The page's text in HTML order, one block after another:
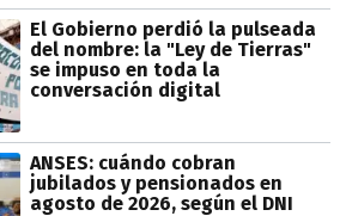
El Gobierno perdió la pulseada
del nombre: la "Ley de Tierras"
se impuso en toda la
conversación digital
ANSES: cuándo cobran
jubilados y pensionados en
agosto de 2026, según el DNI